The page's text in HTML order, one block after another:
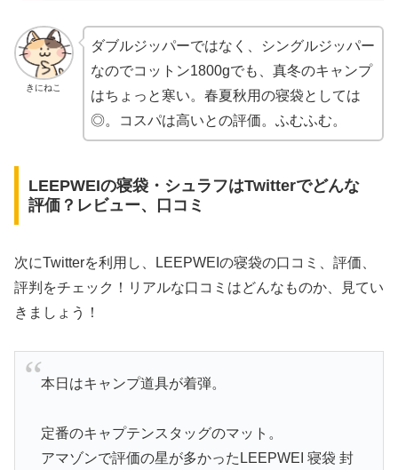
きにねこ
ダブルジッパーではなく、シングルジッパー
なのでコットン1800gでも、真冬のキャンプ
はちょっと寒い。春夏秋用の寝袋としては
◎。コスパは高いとの評価。ふむふむ。
LEEPWEIの寝袋・シュラフはTwitterでどんな
評価？レビュー、口コミ
次にTwitterを利用し、LEEPWEIの寝袋の口コミ、評価、
評判をチェック！リアルな口コミはどんなものか、見てい
きましょう！
本日はキャンプ道具が着弾。
定番のキャプテンスタッグのマット。
アマゾンで評価の星が多かったLEEPWEI 寝袋 封